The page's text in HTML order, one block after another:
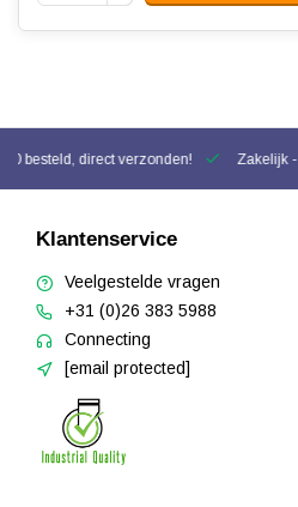
besteld, direct verzonden! Zakelijk -
Klantenservice
Veelgestelde vragen
+31 (0)26 383 5988
Connecting
[email protected]